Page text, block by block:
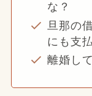
な？
旦那の
にも支
離婚し